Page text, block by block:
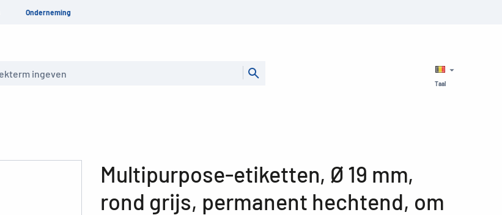
Onderneming
Taal
Multipurpose-etiketten, Ø 19 mm,
rond grijs, permanent hechtend, om